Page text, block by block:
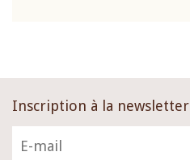
Inscription à la newsletter